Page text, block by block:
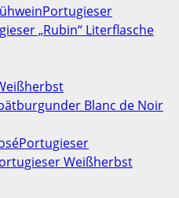
Portugieser
„Rubin“ Literflasche
Blanc de Noir
Portugieser
Weißherbst